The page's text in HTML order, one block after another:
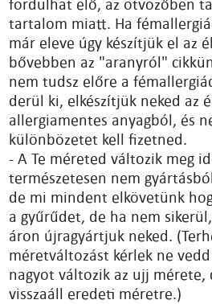
fordulhat elő, az ötvözőben
tartalom miatt. Ha
már eleve úgy készítjük el az
bővebben az "aranyról"
nem tudsz előre a
derül ki, elkészítjük neked az
allergiamentes anyagból, és
különbözetet kell fizetned.
- A Te méreted változik meg
természetesen nem
de mi mindent elkövetünk
a gyűrűdet, de ha nem
áron újragyártjuk neked.
méretváltozást kérlek ne
nagyot változik az ujj
visszaáll eredeti méretre.)